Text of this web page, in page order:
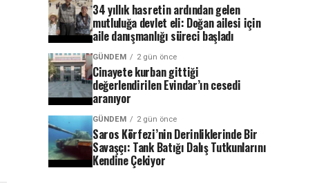
34 yıllık hasretin ardından gelen
mutluluğa devlet eli: Doğan ailesi için
aile danışmanlığı süreci başladı
GÜNDEM 2 gün önce
Cinayete kurban gittiği
değerlendirilen Evindar’ın cesedi
aranıyor
GÜNDEM 2 gün önce
Saros Körfezi’nin Derinliklerinde Bir
Savaşçı: Tank Batığı Dalış Tutkunlarını
Kendine Çekiyor